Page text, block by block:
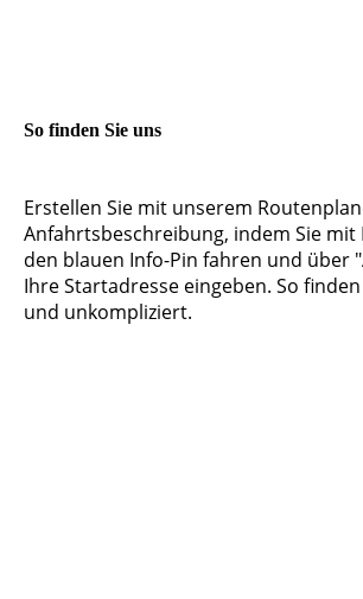
So finden Sie uns
Erstellen Sie mit unserem
Anfahrtsbeschreibung, indem Sie
den blauen Info-Pin fahren und über
Ihre Startadresse eingeben. So
und unkompliziert.